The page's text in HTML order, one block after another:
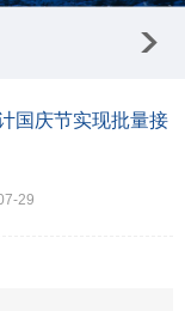
国庆节实现批量接
29